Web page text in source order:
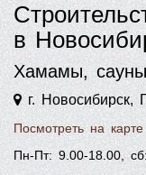
в
Хамамы,
г. Новосибирск,
Посмотреть на карте
Пн-Пт: 9.00-18.00,